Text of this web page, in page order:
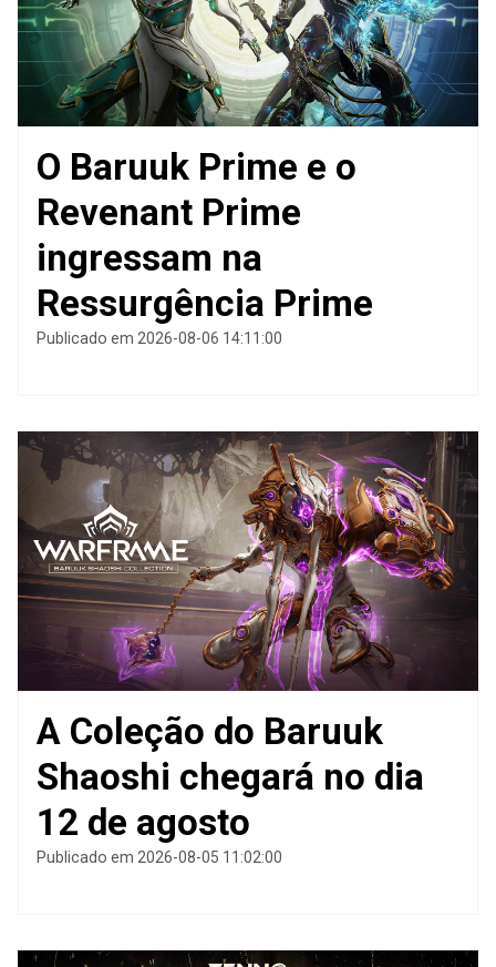
O Baruuk Prime e o
Revenant Prime
ingressam na
Ressurgência Prime
Publicado em 2026-08-06 14:11:00
A Coleção do Baruuk
Shaoshi chegará no dia
12 de agosto
Publicado em 2026-08-05 11:02:00